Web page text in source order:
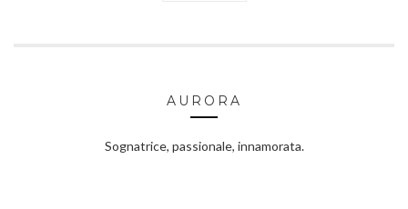
AURORA
Sognatrice, passionale, innamorata.